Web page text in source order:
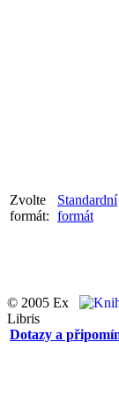
Zvolte
formát:
Standardní
formát
© 2005 Ex
Libris
Dotazy a